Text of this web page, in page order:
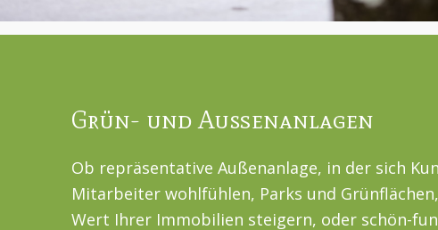
Grün- und Außenanlagen
Ob repräsentative Außenanlage, in der sich
Mitarbeiter wohlfühlen, Parks und
Wert Ihrer Immobilien steigern, oder schön-